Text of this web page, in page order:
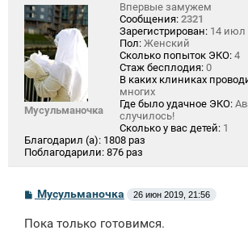
Мусульманочка
Впервые замужем
Сообщения: 2321
Зарегистрирован: 14 июл
Пол: Женский
Сколько попыток ЭКО: 4
Стаж бесплодия: 0
В каких клиниках
многих
Где было удачное ЭКО:
случилось!
Сколько у вас детей: 1
Благодарил (а): 1808 раз
Поблагодарили: 876 раз
С
б
Мусульманочка 26 июн 2019, 21:56
Пока только готовимся.